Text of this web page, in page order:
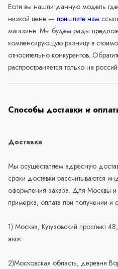
Если вы нашли данную модель
низкой цене — пришлите нам
магазине. Мы будем рады
компенсирующую разницу в
относительно конкурентов.
распространяется только на
Способы доставки и
Доставка
Мы осуществляем адресную
сроки доставки рассчитываются
оформления заказа. Для Москвы и
примерка, оплата при получении
1) Москва, Кутузовский проспект
этаж.
2)Московская область, деревня